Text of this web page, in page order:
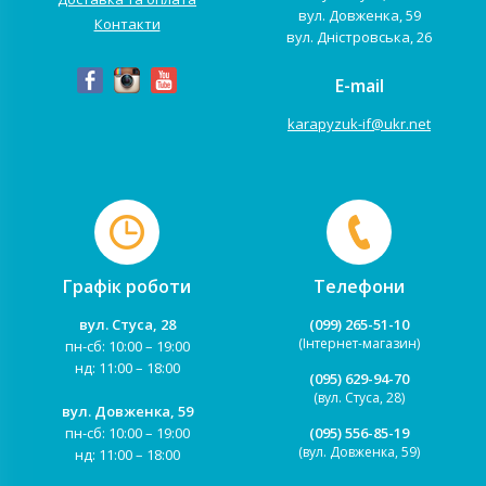
Контакти
вул. Довженка, 59
вул. Дністровська, 26
E-mail
karapyzuk-if@ukr.net
Графік роботи
вул. Стуса, 28
пн-сб: 10:00 – 19:00
нд: 11:00 – 18:00
вул. Довженка, 59
пн-сб: 10:00 – 19:00
нд: 11:00 – 18:00
Телефони
(099) 265-51-10
(Інтернет-магазин)
(095) 629-94-70
(вул. Стуса, 28)
(095) 556-85-19
(вул. Довженка, 59)